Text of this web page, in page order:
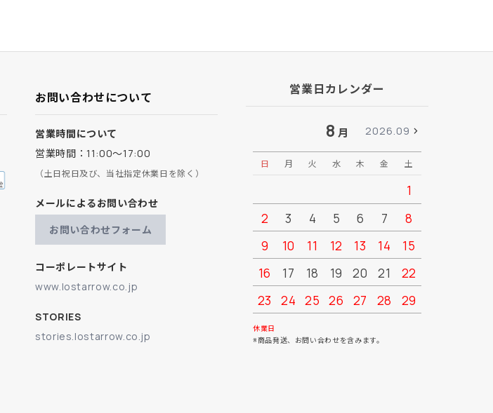
お問い合わせについて
営業時間について
営業時間：11:00～17:00
（土日祝日及び、当社指定休業日を除く）
メールによるお問い合わせ
お問い合わせフォーム
コーポレートサイト
www.lostarrow.co.jp
STORIES
stories.lostarrow.co.jp
営業日カレンダー
8 月 2026.09
日 月 火 水 木 金 土
1
2
3 4 5 6 7
8
9
10 11 12 13 14
15
16
17 18 19 20 21
22
23
24 25 26 27 28
29
30
休業日
※商品発送、お問い合わせを含みます。